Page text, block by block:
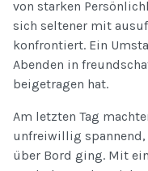
von starken
sich seltener mit
konfrontiert. Ein
Abenden in
beigetragen hat.
Am letzten Tag
unfreiwillig spannend,
über Bord ging. Mit